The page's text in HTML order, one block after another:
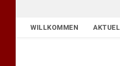
WILLKOMMEN